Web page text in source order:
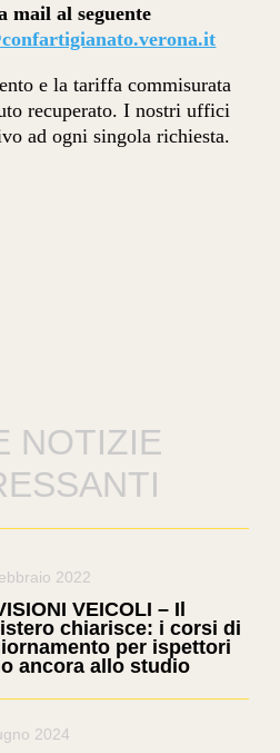
mail al seguente
e la tariffa commisurata
recuperato. I nostri uffici
ad ogni singola richiesta.
NOTIZIE
2022
VEICOLI – Il
chiarisce: i corsi di
per ispettori
ancora allo studio
2024